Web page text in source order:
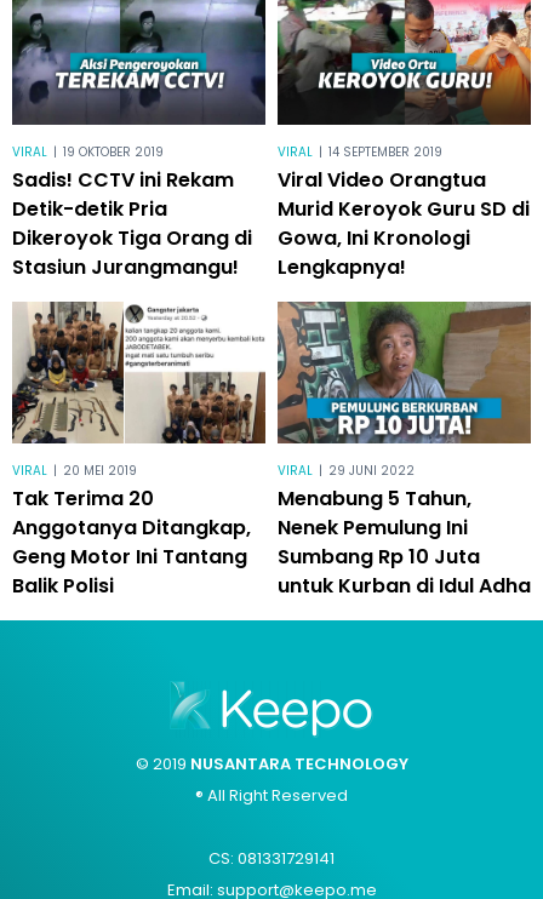
VIRAL | 19 OKTOBER 2019
Sadis! CCTV ini Rekam
Detik-detik Pria
Dikeroyok Tiga Orang di
Stasiun Jurangmangu!
VIRAL | 14 SEPTEMBER 2019
Viral Video Orangtua
Murid Keroyok Guru SD di
Gowa, Ini Kronologi
Lengkapnya!
VIRAL | 20 MEI 2019
Tak Terima 20
Anggotanya Ditangkap,
Geng Motor Ini Tantang
Balik Polisi
VIRAL | 29 JUNI 2022
Menabung 5 Tahun,
Nenek Pemulung Ini
Sumbang Rp 10 Juta
untuk Kurban di Idul Adha
© 2019 NUSANTARA TECHNOLOGY
® All Right Reserved
CS: 081331729141
Email: support@keepo.me